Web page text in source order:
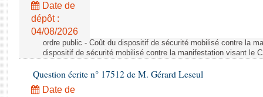
Date de
dépôt :
04/08/2026
ordre public - Coût du dispositif de sécurité mobilisé contre la
dispositif de sécurité mobilisé contre la manifestation visant le
Question écrite n° 17512 de M. Gérard Leseul
Date de